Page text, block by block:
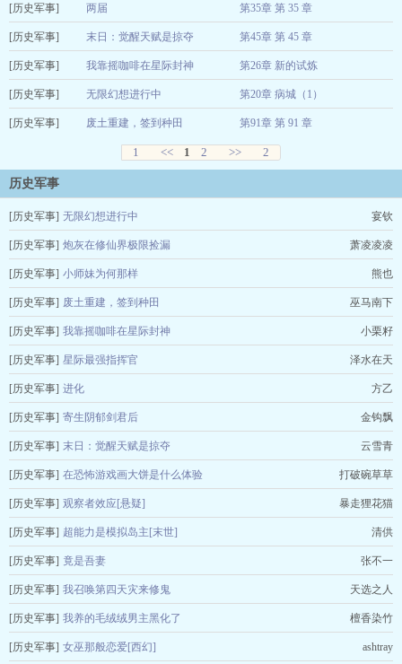
张不一
[历史军事] 两届 第35章 第 35 章
三五月明
[历史军事] 末日：觉醒天赋是掠夺 第45章 第 45 章
云雪青
[历史军事] 我靠摇咖啡在星际封神 第26章 新的试炼
小栗籽
[历史军事] 无限幻想进行中 第20章 病城（1）
宴钦
[历史军事] 废土重建，签到种田 第91章 第 91 章
1 << 1 2 >> 2
历史军事
[历史军事] 无限幻想进行中 宴钦
[历史军事] 炮灰在修仙界极限捡漏 萧凌凌凌
[历史军事] 小师妹为何那样 熊也
[历史军事] 废土重建，签到种田 巫马南下
[历史军事] 我靠摇咖啡在星际封神 小栗籽
[历史军事] 星际最强指挥官 泽水在天
[历史军事] 进化 方乙
[历史军事] 寄生阴郁剑君后 金钩飘
[历史军事] 末日：觉醒天赋是掠夺 云雪青
[历史军事] 在恐怖游戏画大饼是什么体验 打破碗草草
[历史军事] 观察者效应[悬疑] 暴走狸花猫
[历史军事] 超能力是模拟岛主[末世] 清供
[历史军事] 竟是吾妻 张不一
[历史军事] 我召唤第四天灾来修鬼 天选之人
[历史军事] 我养的毛绒绒男主黑化了 檀香染竹
[历史军事] 女巫那般恋爱[西幻] ashtray